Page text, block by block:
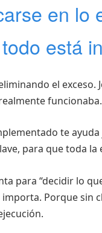
en lo
está
el
funcionaba.
te
para que toda
para “decidir lo
Porque sin